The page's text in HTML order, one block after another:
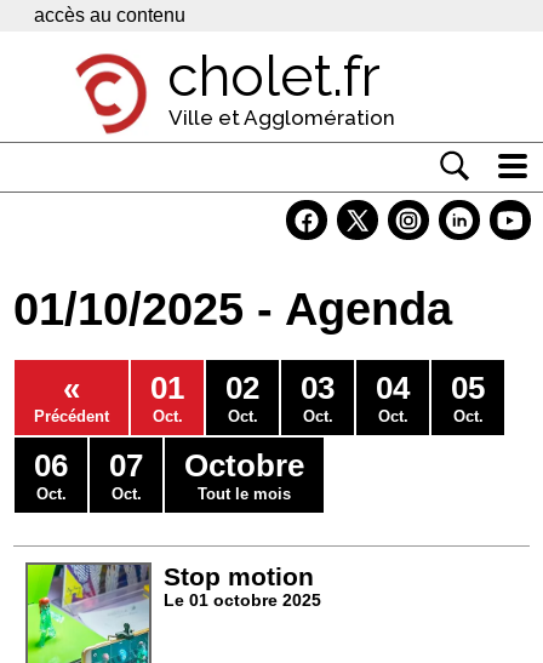
Panneau de gestion des cookies
accès au contenu
cholet.fr
Ville et Agglomération
Economie
Services
Contacts
01/10/2025 - Agenda
«
Précédent
01
Oct.
02
Oct.
03
Oct.
04
Oct.
05
Oct.
06
Oct.
07
Oct.
Octobre
Tout le mois
Stop motion
Le 01 octobre 2025